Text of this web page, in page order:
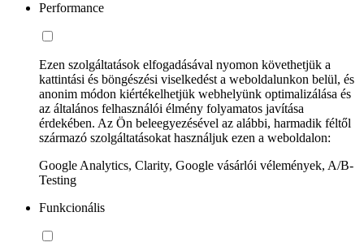
Performance
Ezen szolgáltatások elfogadásával nyomon követhetjük a
kattintási és böngészési viselkedést a weboldalunkon belül, és
anonim módon kiértékelhetjük webhelyünk optimalizálása és
az általános felhasználói élmény folyamatos javítása
érdekében. Az Ön beleegyezésével az alábbi, harmadik féltől
származó szolgáltatásokat használjuk ezen a weboldalon:
Google Analytics, Clarity, Google vásárlói vélemények, A/B-
Testing
Funkcionális